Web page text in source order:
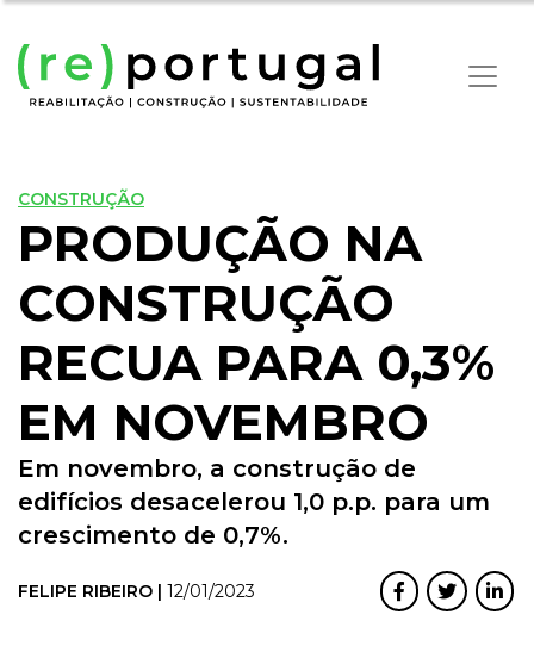
CONSTRUÇÃO
PRODUÇÃO NA
CONSTRUÇÃO
RECUA PARA 0,3%
EM NOVEMBRO
Em novembro, a construção de
edifícios desacelerou 1,0 p.p. para um
crescimento de 0,7%.
FELIPE RIBEIRO | 12/01/2023